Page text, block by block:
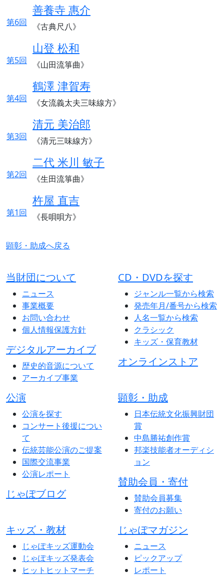
第6回
善養寺 惠介
《古典尺八》
第5回
山登 松和
《山田流箏曲》
第4回
鶴澤 津賀寿
《女流義太夫三味線方》
第3回
清元 美治郎
《清元三味線方》
第2回
二代 米川 敏子
《生田流箏曲》
第1回
杵屋 直吉
《長唄唄方》
顕彰・助成へ戻る
当財団について
ニュース
事業概要
お問い合わせ
個人情報保護方針
デジタルアーカイブ
歴史的音源について
アーカイブ事業
CD・DVDを探す
ジャンル一覧から検索
発売年月/番号から検索
人名一覧から検索
クラシック
キッズ・保育教材
オンラインストア
公演
公演を探す
コンサート後援につい
て
伝統芸能公演のご提案
国際交流事業
公演レポート
じゃぽブログ
顕彰・助成
日本伝統文化振興財団
賞
中島勝祐創作賞
邦楽技能者オーディシ
ョン
賛助会員・寄付
賛助会員募集
寄付のお願い
キッズ・教材
じゃぽキッズ運動会
じゃぽキッズ発表会
ヒットヒットマーチ
じゃぽマガジン
ニュース
ピックアップ
レポート